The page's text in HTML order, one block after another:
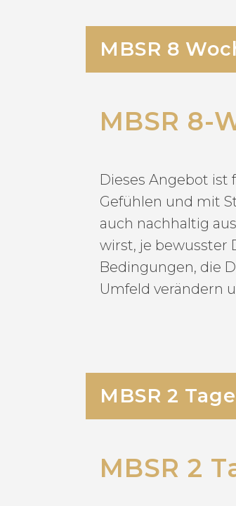
MBSR 8
MBSR 8-
Dieses Angebot
Gefühlen und mit
auch nachhaltig
wirst, je bewusster
Bedingungen, die
Umfeld verändern
MBSR 2
MBSR 2